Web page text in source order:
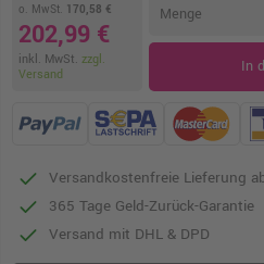
o. MwSt. 170,58 €
202,99 €
inkl. MwSt. zzgl.
Versand
Menge
In
Versandkostenfreie Lieferung
365 Tage Geld-Zurück-Garantie
Versand mit DHL & DPD